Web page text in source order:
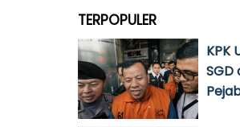
TERPOPULER
KPK
SGD